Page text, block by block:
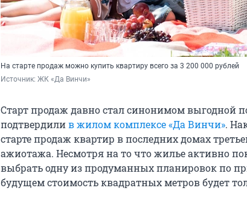
На старте продаж можно купить квартиру всего за 3 200 000 рублей
Источник: ЖК «Да Винчи»
Старт продаж давно стал синонимом выгодной
подтвердилив жилом комплексе «Да Винчи».
старте продаж квартир в последних домах
ажиотажа. Несмотря на то что жилье активно
выбрать одну из продуманных планировок по
будущем стоимость квадратных метров будет